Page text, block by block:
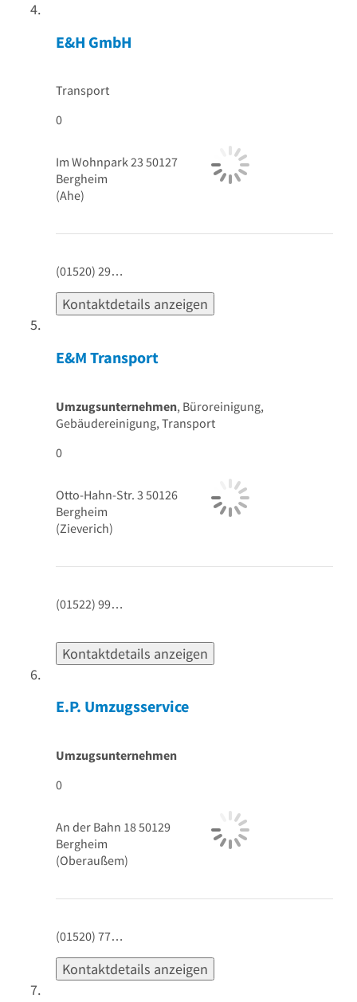
E&H GmbH
Transport
0
Im Wohnpark 23 50127
Bergheim
(Ahe)
(01520) 29…
Kontaktdetails anzeigen
E&M Transport
Umzugsunternehmen, Büroreinigung,
Gebäudereinigung, Transport
0
Otto-Hahn-Str. 3 50126
Bergheim
(Zieverich)
(01522) 99…
Kontaktdetails anzeigen
E.P. Umzugsservice
Umzugsunternehmen
0
An der Bahn 1850129
Bergheim
(Oberaußem)
(01520) 77…
Kontaktdetails anzeigen